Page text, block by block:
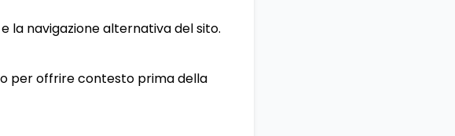
la navigazione alternativa del sito.
per offrire contesto prima della